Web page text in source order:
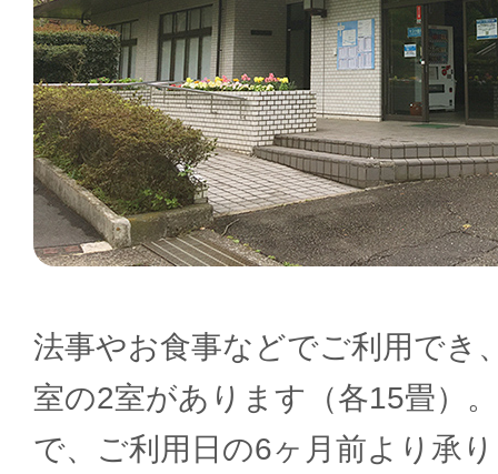
法事やお食事などでご利用でき
室の2室があります（各15畳）
で、ご利用日の6ヶ月前より承